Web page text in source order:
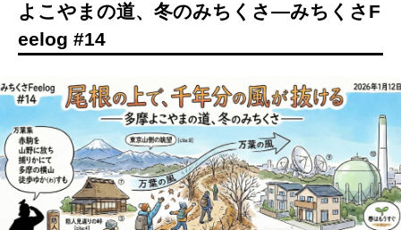
よこやまの道、冬のみちくさ—みちくさF
eelog #14